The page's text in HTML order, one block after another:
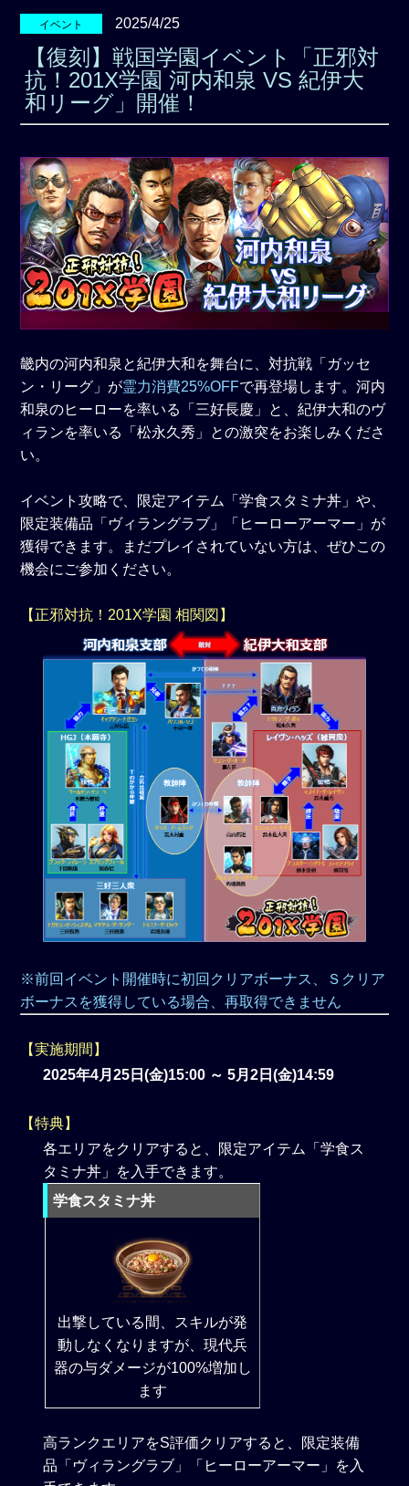
イベント 2025/4/25
【復刻】戦国学園イベント「正邪対
抗！201X学園 河内和泉 VS 紀伊大
和リーグ」開催！
畿内の河内和泉と紀伊大和を舞台に、対抗戦「ガッセ
ン・リーグ」が霊力消費25%OFFで再登場します。河内
和泉のヒーローを率いる「三好長慶」と、紀伊大和のヴ
ィランを率いる「松永久秀」との激突をお楽しみくださ
い。
イベント攻略で、限定アイテム「学食スタミナ丼」や、
限定装備品「ヴィラングラブ」「ヒーローアーマー」が
獲得できます。まだプレイされていない方は、ぜひこの
機会にご参加ください。
【正邪対抗！201X学園 相関図】
※前回イベント開催時に初回クリアボーナス、Ｓクリア
ボーナスを獲得している場合、再取得できません
【実施期間】
2025年4月25日(金)15:00 ～ 5月2日(金)14:59
【特典】
各エリアをクリアすると、限定アイテム「学食ス
タミナ丼」を入手できます。
学食スタミナ丼
出撃している間、スキルが発
動しなくなりますが、現代兵
器の与ダメージが100%増加し
ます
高ランクエリアをS評価クリアすると、限定装備
品「ヴィラングラブ」「ヒーローアーマー」を入